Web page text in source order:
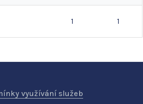
1 1
využívání služeb